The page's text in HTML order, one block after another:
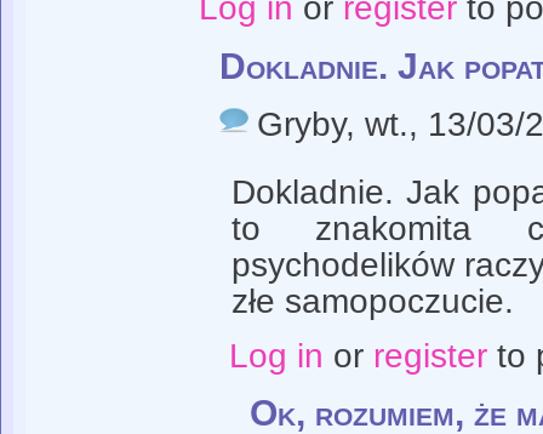
Log in or registerto
Dokladnie. Jak
Gryby, wt., 13/03/
Dokladnie. Jak
to znakomita
psychodelików
złe samopoczucie.
Log in or registerto
Ok, rozumiem, że